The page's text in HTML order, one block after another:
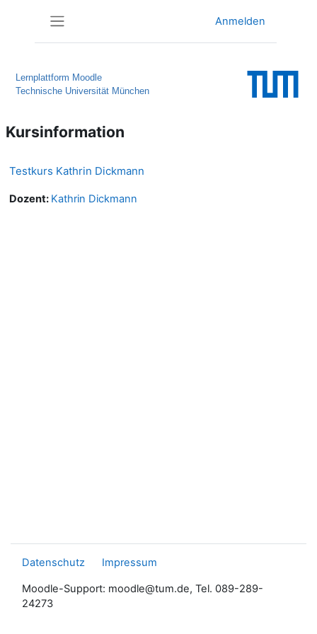
Anmelden
Lernplattform Moodle
Technische Universität München
Kursinformation
Testkurs Kathrin Dickmann
Dozent: Kathrin Dickmann
Datenschutz Impressum
Moodle-Support: moodle@tum.de, Tel. 089-289-
24273